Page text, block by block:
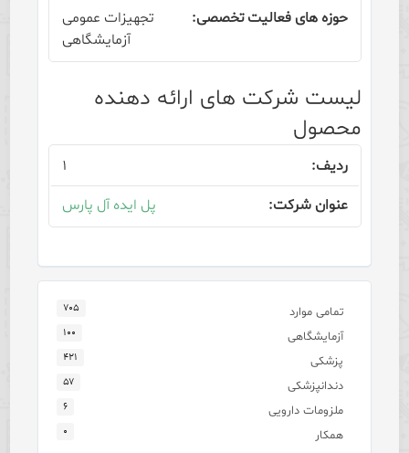
تجهیزات عمومی
آزمایشگاهی
لیست شرکت های ارائه دهنده
محصول
۱
پل ایده آل پارس
تمامی موارد ۷۰۵
آزمایشگاهی ۱۰۰
پزشکی ۴۲۱
دندانپزشکی ۵۷
ملزومات دارویی ۶
همکار ۰